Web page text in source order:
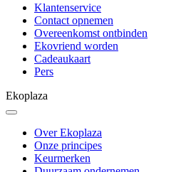
Klantenservice
Contact opnemen
Overeenkomst ontbinden
Ekovriend worden
Cadeaukaart
Pers
Ekoplaza
Over Ekoplaza
Onze principes
Keurmerken